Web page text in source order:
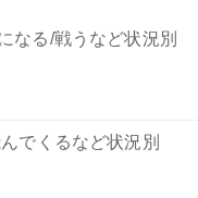
なる/戦うなど状況別
でくるなど状況別